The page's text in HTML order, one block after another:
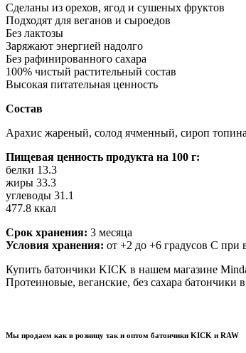
Сделаны из орехов, ягод и сушеных фруктов
Подходят для веганов и сыроедов
Без лактозы
Заряжают энергией надолго
Без рафинированного сахара
100% чистый растительный состав
Высокая питательная ценность
Состав
Арахис жареный, солод ячменный, сироп
Пищевая ценность продукта на 100 г:
белки 13.3
жиры 33.3
углеводы 31.1
477.8 ккал
Срок хранения: 3 месяца
Условия хранения: от +2 до +6 градусов С при
Купить батончики KICK в нашем магазине
Протеиновые, веганские, без сахара батончики
Мы продаем как в розницу так и оптом батончики KICK и RAW